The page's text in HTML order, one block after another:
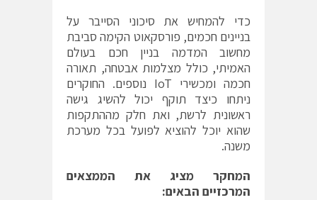
כדי להמחיש את סיכוני הסייבר על
בניינים חכמים, פורסקאוט הקימה סביבת
מחשוב המדמה בניין חכם בעולם
האמיתי, כולל מצלמות אבטחה, תאורה
חכמה ומכשירי IoT נוספים. החוקרים
ניתחו כיצד תוקף יכול להשיג גישה
ראשונית לרשת, ואת חלק מההתקפות
שהוא יוכל להוציא לפועל בכל מערכת
משנה.
המחקר מציג את הממצאים
המרכזיים הבאים: